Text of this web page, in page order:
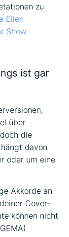
zu
Ellen
Show
ist gar
über
die
davon
oder um eine
Akkorde an
Cover-
können nicht